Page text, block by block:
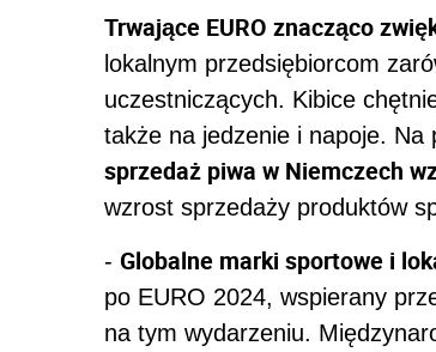
Trwające EURO znacząco
lokalnym przedsiębiorcom
uczestniczących. Kibice
także na jedzenie i napoje. Na
sprzedaż piwa w Niemczech
wzrost sprzedaży produktów
- Globalne marki sportowe i
po EURO 2024, wspierany
na tym wydarzeniu.